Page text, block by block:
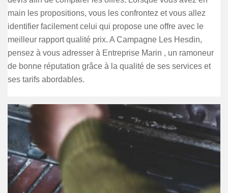
main les propositions, vous les confrontez et vous allez
identifier facilement celui qui propose une offre avec le
meilleur rapport qualité prix. A Campagne Les Hesdin,
pensez à vous adresser à Entreprise Marin , un ramoneur
de bonne réputation grâce à la qualité de ses services et
ses tarifs abordables.